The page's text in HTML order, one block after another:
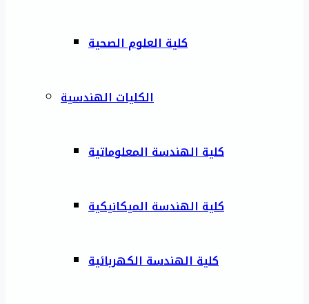
كلية العلوم الصحية
الكليات الهندسية
كلية الهندسة المعلوماتية
كلية الهندسة الميكانيكية
كلية الهندسة الكهربائية